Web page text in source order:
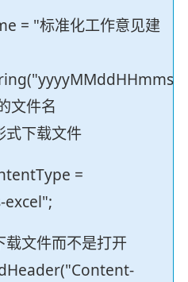
"标准化工作意见建
文件名
下载文件
=
件而不是打开